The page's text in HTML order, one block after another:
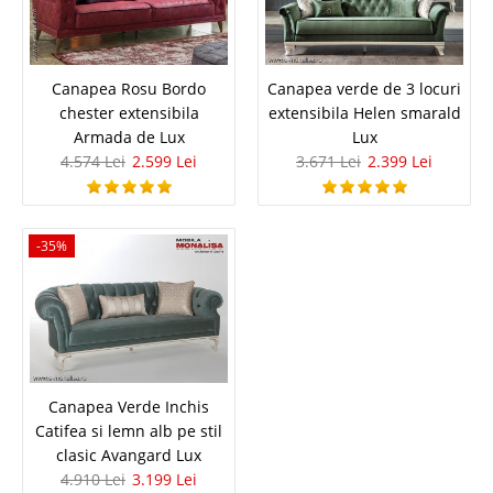
2.954 Lei
Pret Redus 1.790 Lei
Adauga la Favorite
-39%
Canapea originala de Lux Prada
chester roz prafuit 3 locuri
Canapele originale Prada model chester de Lux – roz prafuit Descoperiti
fascinanta linie de mobilier semnata de renumitul gigant in industria de
moda si design Prada. Daca va doriti un ambient deosebit cu un set de
canapele si fotolii superb ..
Canapea Rosu Bordo
chester extensibila
Armada de Lux
4.574 Lei 2.599 Lei
Canapea verde de 3 locuri
extensibila Helen smarald
Lux
3.671 Lei 2.399 Lei
-35%
Canapea Verde Inchis
Catifea si lemn alb pe stil
clasic Avangard Lux
4.910 Lei 3.199 Lei